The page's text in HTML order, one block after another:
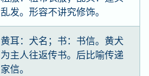
乱发。形容不讲究修饰。
黄耳：犬名；书：书信。黄犬
为主人往返传书。后比喻传递
家信。